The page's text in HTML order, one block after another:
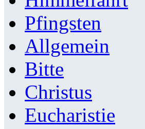
Pfingsten
Allgemein
Bitte
Christus
Eucharistie